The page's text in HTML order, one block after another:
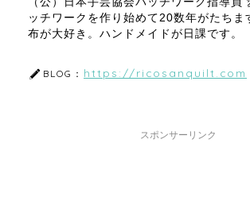
ッチワークを作り始めて20数年がたちま
布が大好き。ハンドメイドが日課です。
BLOG： https://ricosanquilt.com
スポンサーリンク